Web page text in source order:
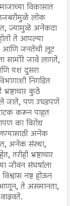
विकासात
लोक
ज्यामुळे अनेकदा
ते आपल्या
आणि जनतेची लूट
सामोरे जावे लागते,
यश दुसरा
निगडित
कुठे
जाते, पण उघडपणे
करून पाहत
का विरोध
अनेक
अनेक संस्था,
तरीही भ्रष्टाचार
जीवन संघर्षाला
नष्ट होऊन
ते असमानता,